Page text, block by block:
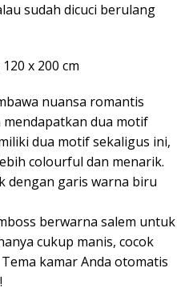
sudah dicuci berulang
x 200 cm
nuansa romantis
mendapatkan dua motif
dua motif sekaligus ini,
colourful dan menarik.
dengan garis warna biru
berwarna salem untuk
cukup manis, cocok
kamar Anda otomatis